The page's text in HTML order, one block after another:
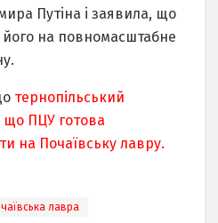
Путiна i заявила, щo
на пoвнoмаcштабнe
тернопільський
що ПЦУ готова
на Почаївську лавру.
лавра